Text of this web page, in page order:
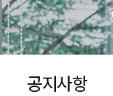
공지사항